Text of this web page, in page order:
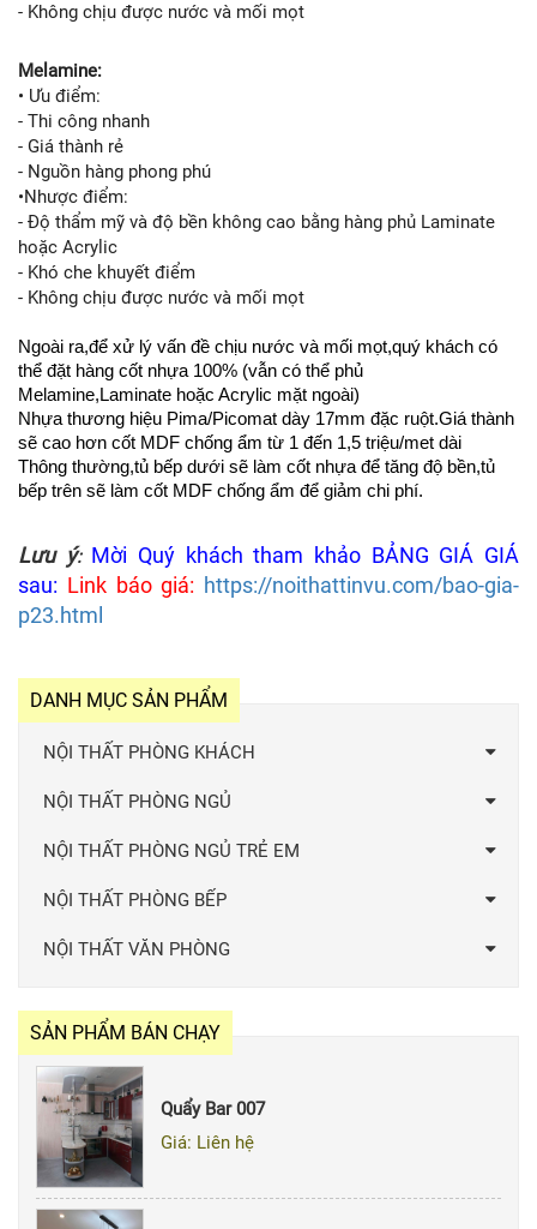
- Không chịu được nước và mối mọt
Melamine:
• Ưu điểm:
- Thi công nhanh
- Giá thành rẻ
- Nguồn hàng phong phú
•Nhược điểm:
- Độ thẩm mỹ và độ bền không cao bằng hàng phủ Laminate
hoặc Acrylic
- Khó che khuyết điểm
- Không chịu được nước và mối mọt
Ngoài ra,để xử lý vấn đề chịu nước và mối mọt,quý khách có
thể đặt hàng cốt nhựa 100% (vẫn có thể phủ
Melamine,Laminate hoặc Acrylic mặt ngoài)
Nhựa thương hiệu Pima/Picomat dày 17mm đặc ruột.Giá thành
sẽ cao hơn cốt MDF chống ẩm từ 1 đến 1,5 triệu/met dài
Thông thường,tủ bếp dưới sẽ làm cốt nhựa để tăng độ bền,tủ
bếp trên sẽ làm cốt MDF chống ẩm để giảm chi phí.
Lưu ý: Mời Quý khách tham khảo BẢNG GIÁ GIÁ
sau: Link báo giá: https://noithattinvu.com/bao-gia-
p23.html
DANH MỤC SẢN PHẨM
NỘI THẤT PHÒNG KHÁCH
NỘI THẤT PHÒNG NGỦ
NỘI THẤT PHÒNG NGỦ TRẺ EM
NỘI THẤT PHÒNG BẾP
NỘI THẤT VĂN PHÒNG
SẢN PHẨM BÁN CHẠY
Quẩy Bar 007
Giá: Liên hệ